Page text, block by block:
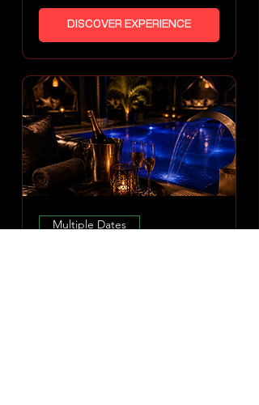
DISCOVER EXPERIENCE
Multiple Dates